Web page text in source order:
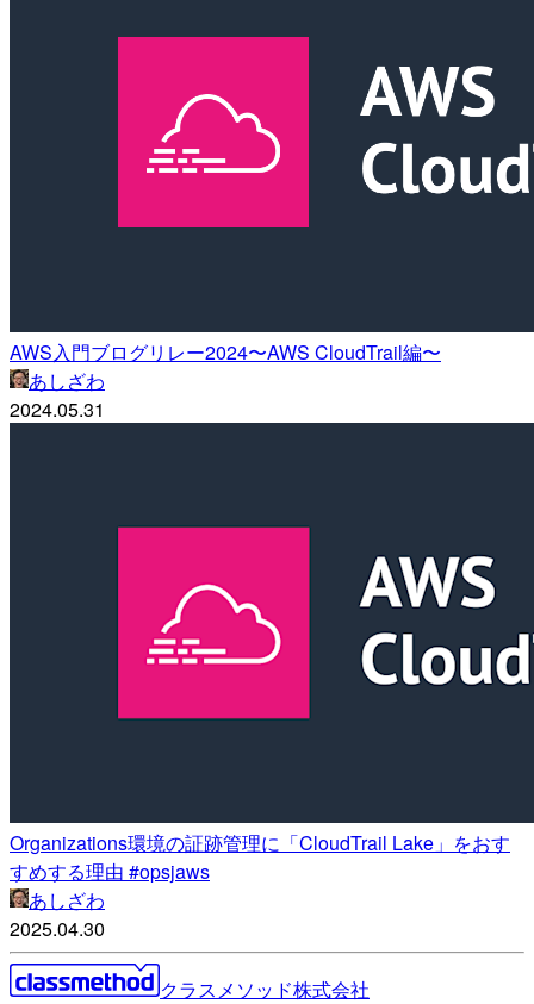
AWS入門ブログリレー2024〜AWS CloudTrail編〜
あしざわ
2024.05.31
Organizations環境の証跡管理に「CloudTrail Lake」をおす
すめする理由 #opsjaws
あしざわ
2025.04.30
クラスメソッド株式会社